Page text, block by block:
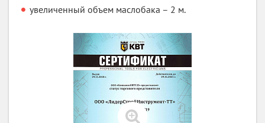
увеличенный объем маслобака – 2 м.